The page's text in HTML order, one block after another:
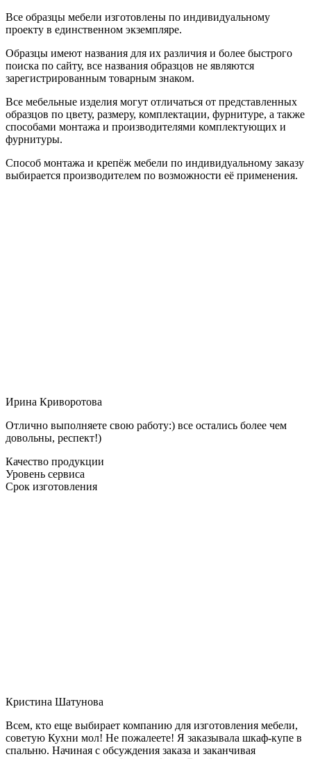
Все образцы мебели изготовлены по индивидуальному
проекту в единственном экземпляре.
Образцы имеют названия для их различия и более быстрого
поиска по сайту, все названия образцов не являются
зарегистрированным товарным знаком.
Все мебельные изделия могут отличаться от представленных
образцов по цвету, размеру, комплектации, фурнитуре, а также
способами монтажа и производителями комплектующих и
фурнитуры.
Способ монтажа и крепёж мебели по индивидуальному заказу
выбирается производителем по возможности её применения.
Ирина Криворотова
Отлично выполняете свою работу:) все остались более чем
довольны, респект!)
Качество продукции
Уровень сервиса
Срок изготовления
Кристина Шатунова
Всем, кто еще выбирает компанию для изготовления мебели,
советую Кухни мол! Не пожалеете! Я заказывала шкаф-купе в
спальню. Начиная с обсуждения заказа и заканчивая